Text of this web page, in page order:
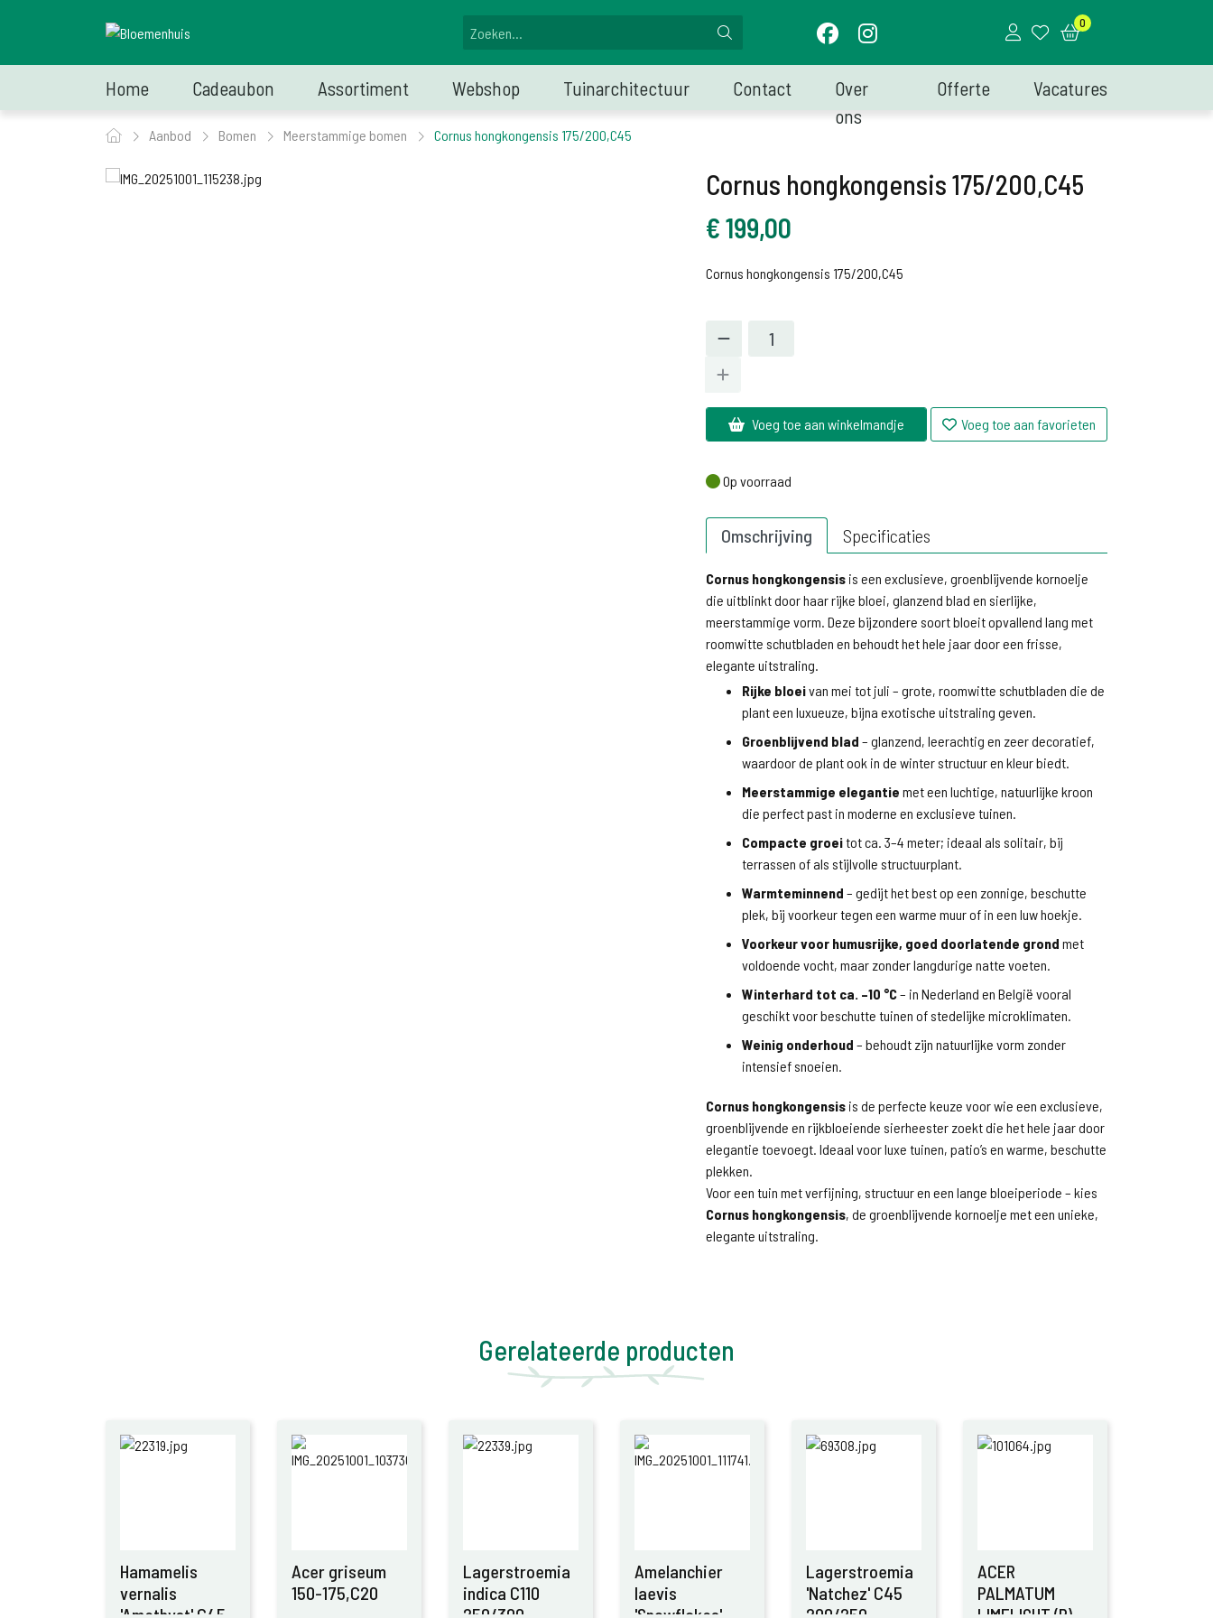
0
Home Cadeaubon Assortiment Webshop Tuinarchitectuur Contact
Over
ons
Offerte Vacatures
Aanbod Bomen Meerstammige bomen Cornus hongkongensis 175/200,C45
Cornus hongkongensis 175/200,C45
€199,00
Cornus hongkongensis 175/200,C45
Voeg toe aan winkelmandje Voeg toe aan favorieten
Op voorraad
Op voorraad
Omschrijving Specificaties
Cornus hongkongensis is een exclusieve, groenblijvende kornoelje
die uitblinkt door haar rijke bloei, glanzend blad en sierlijke,
meerstammige vorm. Deze bijzondere soort bloeit opvallend lang met
roomwitte schutbladen en behoudt het hele jaar door een frisse,
elegante uitstraling.
Rijke bloeivan mei tot juli – grote, roomwitte schutbladen die de
plant een luxueuze, bijna exotische uitstraling geven.
Groenblijvend blad – glanzend, leerachtig en zeer decoratief,
waardoor de plant ook in de winter structuur en kleur biedt.
Meerstammige elegantie met een luchtige, natuurlijke kroon
die perfect past in moderne en exclusieve tuinen.
Compacte groeitot ca. 3–4 meter; ideaal als solitair, bij
terrassen of als stijlvolle structuurplant.
Warmteminnend – gedijt het best op een zonnige, beschutte
plek, bij voorkeur tegen een warme muur of in een luw hoekje.
Voorkeur voor humusrijke, goed doorlatende grond met
voldoende vocht, maar zonder langdurige natte voeten.
Winterhard tot ca. –10 °C– in Nederland en België vooral
geschikt voor beschutte tuinen of stedelijke microklimaten.
Weinig onderhoud – behoudt zijn natuurlijke vorm zonder
intensief snoeien.
Cornus hongkongensis is de perfecte keuze voor wie een exclusieve,
groenblijvende en rijkbloeiende sierheester zoekt die het hele jaar door
elegantie toevoegt. Ideaal voor luxe tuinen, patio’s en warme, beschutte
plekken.
Voor een tuin met verfijning, structuur en een lange bloeiperiode – kies
Cornus hongkongensis, de groenblijvende kornoelje met een unieke,
elegante uitstraling.
Gerelateerde producten
Hamamelis
vernalis
Acer griseum
150-175,C20
Lagerstroemia
indica C110
Amelanchier
laevis
Lagerstroemia
'Natchez' C45
ACER
PALMATUM